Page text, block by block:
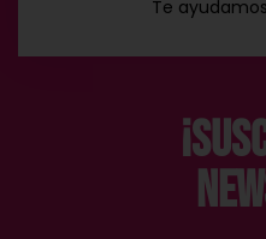
Te